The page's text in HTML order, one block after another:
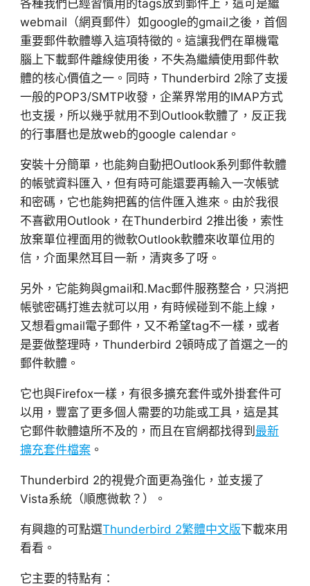
各種我們已經習慣用的tags放到郵件上，這可是繼
webmail（網頁郵件）如google的gmail之後，首個
重要郵件軟體導入這項特徵的。這讓我們在單機電
腦上下載郵件離線使用後，不失為繼續使用郵件軟
體的核心價值之一。同時，Thunderbird 2除了支援
一般的POP3/SMTP收發，企業界常用的IMAP方式
也支援，所以幾乎就用不到Outlook軟體了，反正我
的行事曆也是放web的google calendar。
安裝十分簡單，也能夠自動把Outlook系列郵件軟體
的帳號資料匯入，但有時可能還要再輸入一次帳號
和密碼，它也能夠把舊的信件匯入進來。由於我很
不喜歡用Outlook，在Thunderbird 2推出後，索性
放棄單位裡面用的微軟Outlook軟體來收單位用的
信，介面果然耳目一新，清爽多了呀。
另外，它能夠與gmail和.Mac郵件服務整合，只消把
帳號密碼打進去就可以用，有時候碰到不能上線，
又想看gmail電子郵件，又不希望tag不一樣，或者
是要做整理時，Thunderbird 2頓時成了首選之一的
郵件軟體。
它也與Firefox一樣，有很多擴充套件或外掛套件可
以用，豐富了更多個人需要的功能或工具，這是其
它郵件軟體遠所不及的，而且在官網都找得到 最新
擴充套件檔案。
Thunderbird 2的視覺介面更為強化，並支援了
Vista系統（順應微軟？）。
有興趣的可點選Thunderbird 2繁體中文版下載來用
看看。
它主要的特點有：